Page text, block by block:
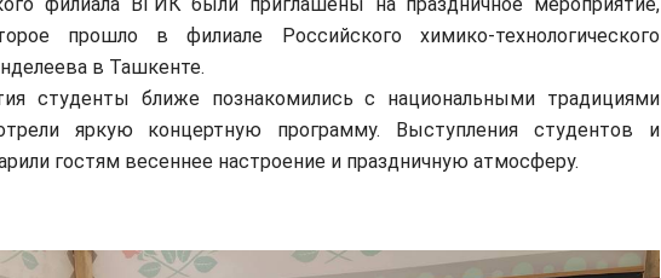
прошло в филиале Российского химико-технологического
в Ташкенте.
студенты ближе познакомились с национальными традициями
яркую концертную программу. Выступления студентов и
гостям весеннее настроение и праздничную атмосферу.